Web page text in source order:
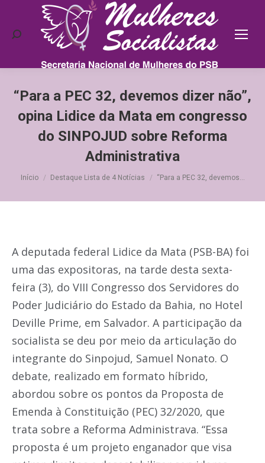
Search:
“Para a PEC 32, devemos dizer não”,
opina Lidice da Mata em congresso
do SINPOJUD sobre Reforma
Administrativa
Você está aqui:
Início Destaque Lista de 4 Notícias “Para a PEC 32, devemos…
A deputada federal Lidice da Mata (PSB-BA) foi
uma das expositoras, na tarde desta sexta-
feira (3), do VIII Congresso dos Servidores do
Poder Judiciário do Estado da Bahia, no Hotel
Deville Prime, em Salvador. A participação da
socialista se deu por meio da articulação do
integrante do Sinpojud, Samuel Nonato. O
debate, realizado em formato híbrido,
abordou sobre os pontos da Proposta de
Emenda à Constituição (PEC) 32/2020, que
trata sobre a Reforma Administrava. “Essa
proposta é um projeto enganador que visa